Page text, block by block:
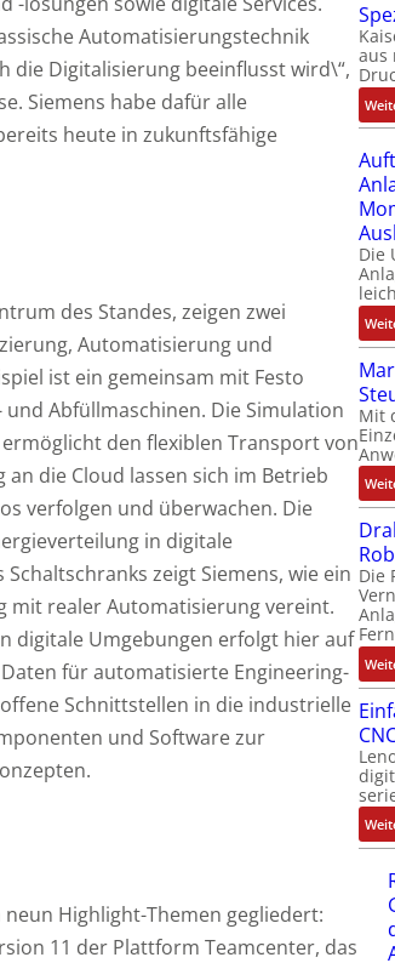
Automatisierungstechnik
Digitalisierung beeinflusst wird\“,
Siemens habe dafür alle
heute in zukunftsfähige
des Standes, zeigen zwei
Automatisierung und
ist ein gemeinsam mit Festo
Abfüllmaschinen. Die Simulation
den flexiblen Transport von
die Cloud lassen sich im Betrieb
verfolgen und überwachen. Die
in digitale
zeigt Siemens, wie ein
mit realer Automatisierung vereint.
digitale Umgebungen erfolgt hier auf
für automatisierte Engineering-
Schnittstellen in die industrielle
und Software zur
Highlight-Themen gegliedert:
11 der Plattform Teamcenter, das
aus
Die
Mit
Die